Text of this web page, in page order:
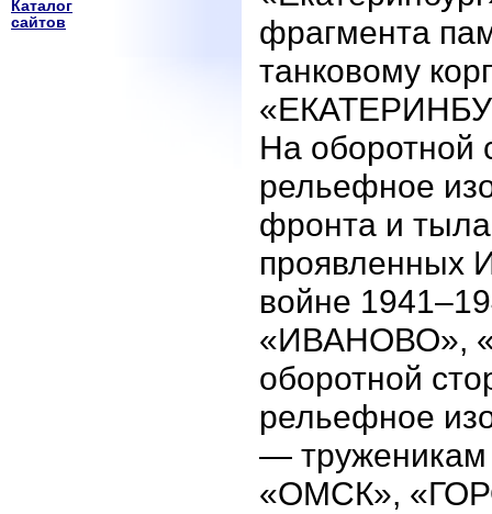
Каталог
сайтов
фрагмента
танковому
На оборотной
рельефное
фронта и тыла
проявленных
войне
«ИВАНОВО»,
оборотной
рельефное
— труженикам
«ОМСК»,